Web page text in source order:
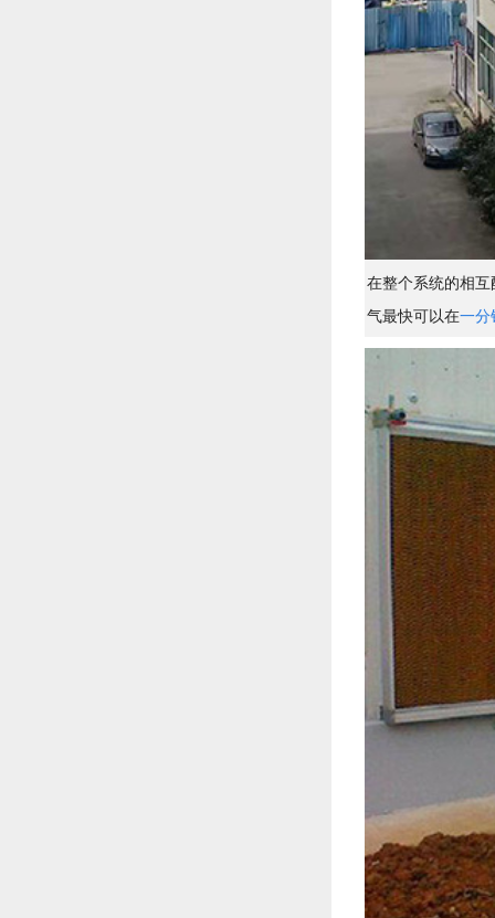
在整个系统的相
气最快可以在一分